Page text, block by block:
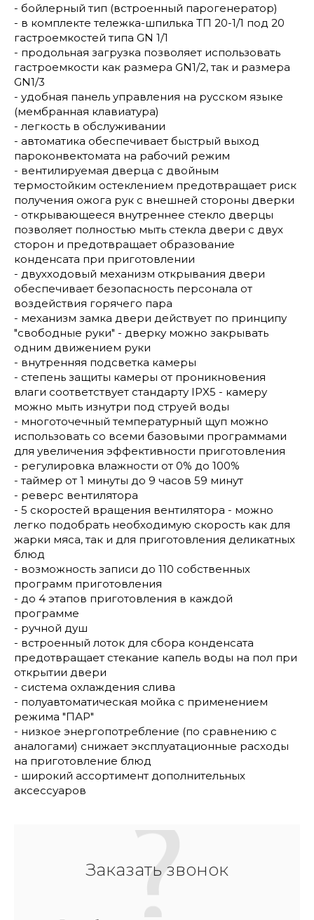
- бойлерный тип (встроенный парогенератор)
- в комплекте тележка-шпилька ТП 20-1/1 под 20
гастроемкостей типа GN 1/1
- продольная загрузка позволяет использовать
гастроемкости как размера GN1/2, так и размера
GN1/3
- удобная панель управления на русском языке
(мембранная клавиатура)
- легкость в обслуживании
- автоматика обеспечивает быстрый выход
пароконвектомата на рабочий режим
- вентилируемая дверца с двойным
термостойким остеклением предотвращает риск
получения ожога рук с внешней стороны дверки
- открывающееся внутреннее стекло дверцы
позволяет полностью мыть стекла двери с двух
сторон и предотвращает образование
конденсата при приготовлении
- двухходовый механизм открывания двери
обеспечивает безопасность персонала от
воздействия горячего пара
- механизм замка двери действует по принципу
"свободные руки" - дверку можно закрывать
одним движением руки
- внутренняя подсветка камеры
- степень защиты камеры от проникновения
влаги соответствует стандарту IPX5 - камеру
можно мыть изнутри под струей воды
- многоточечный температурный щуп можно
использовать со всеми базовыми программами
для увеличения эффективности приготовления
- регулировка влажности от 0% до 100%
- таймер от 1 минуты до 9 часов 59 минут
- реверс вентилятора
- 5 скоростей вращения вентилятора - можно
легко подобрать необходимую скорость как для
жарки мяса, так и для приготовления деликатных
блюд
- возможность записи до 110 собственных
программ приготовления
- до 4 этапов приготовления в каждой
программе
- ручной душ
- встроенный лоток для сбора конденсата
предотвращает стекание капель воды на пол при
открытии двери
- система охлаждения слива
- полуавтоматическая мойка с применением
режима "ПАР"
- низкое энергопотребление (по сравнению с
аналогами) снижает эксплуатационные расходы
на приготовление блюд
- широкий ассортимент дополнительных
аксессуаров
Заказать звонок